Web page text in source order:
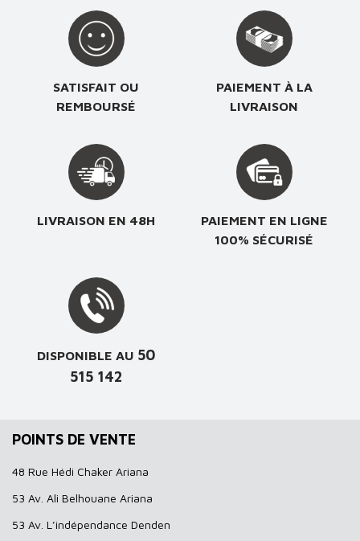
SATISFAIT OU
REMBOURSÉ
PAIEMENT À LA
LIVRAISON
LIVRAISON EN 48H
PAIEMENT EN LIGNE
100% SÉCURISÉ
DISPONIBLE AU 50
515 142
POINTS DE VENTE
48 Rue Hédi Chaker Ariana
53 Av. Ali Belhouane Ariana
53 Av. L’indépendance Denden